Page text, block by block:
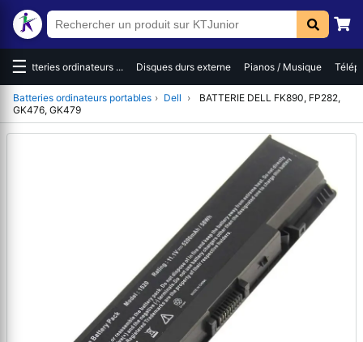
☰Batteries ordinateurs ... Disques durs externe Pianos / Musique
Batteries ordinateurs portables › Dell ›
BATTERIE DELL FK890, FP282,
GK476, GK479